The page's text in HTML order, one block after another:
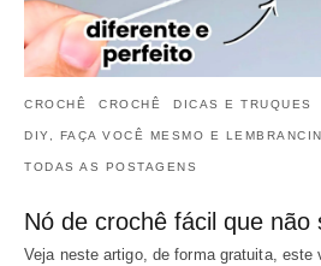
CROCHÊ CROCHÊ DICAS E TRUQUES
DIY, FAÇA VOCÊ MESMO E
TODAS AS POSTAGENS
Nó de crochê fácil que não
Veja neste artigo, de forma gratuita, este